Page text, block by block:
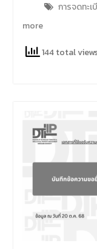
การจดทะ
more
144 total